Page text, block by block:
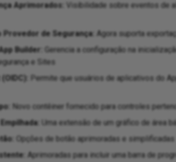
Aprimorados: Visibilidade sobre eventos de
Provedor de Segurança: Agora suporta
Builder:
Gerencia a configuração na
e Sites
Permite que usuários de aplicativos do
Novo contêiner fornecido para controles
Uma extensão de um gráfico de área
Opções de botão aprimoradas e simplificadas
Aprimoradas para incluir uma barra de